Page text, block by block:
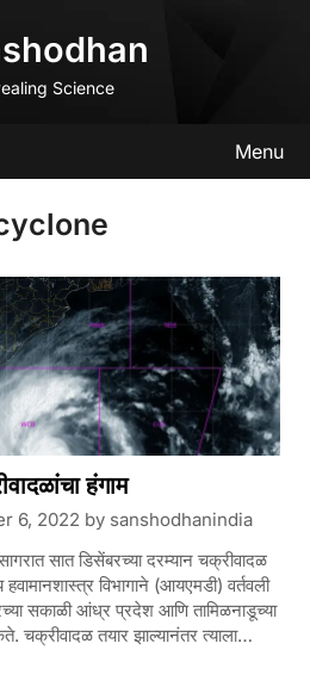
Science
Menu
हंगाम
6, 2022 by sanshodhanindia
सात डिसेंबरच्या दरम्यान चक्रीवादळ
हवामानशास्त्र विभागाने (आयएमडी) वर्तवली
सकाळी आंध्र प्रदेश आणि तामिळनाडूच्या
चक्रीवादळ तयार झाल्यानंतर त्याला…